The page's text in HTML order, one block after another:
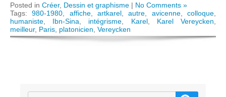
Posted in Créer, Dessin et graphisme | No Comments »
Tags:980-1980 affiche,artkarel ,autre avicenne,colloque
humaniste
Ibn-Sina intégrisme Karel, Karel Vereycken
meilleur, Paris platonicien Vereycken